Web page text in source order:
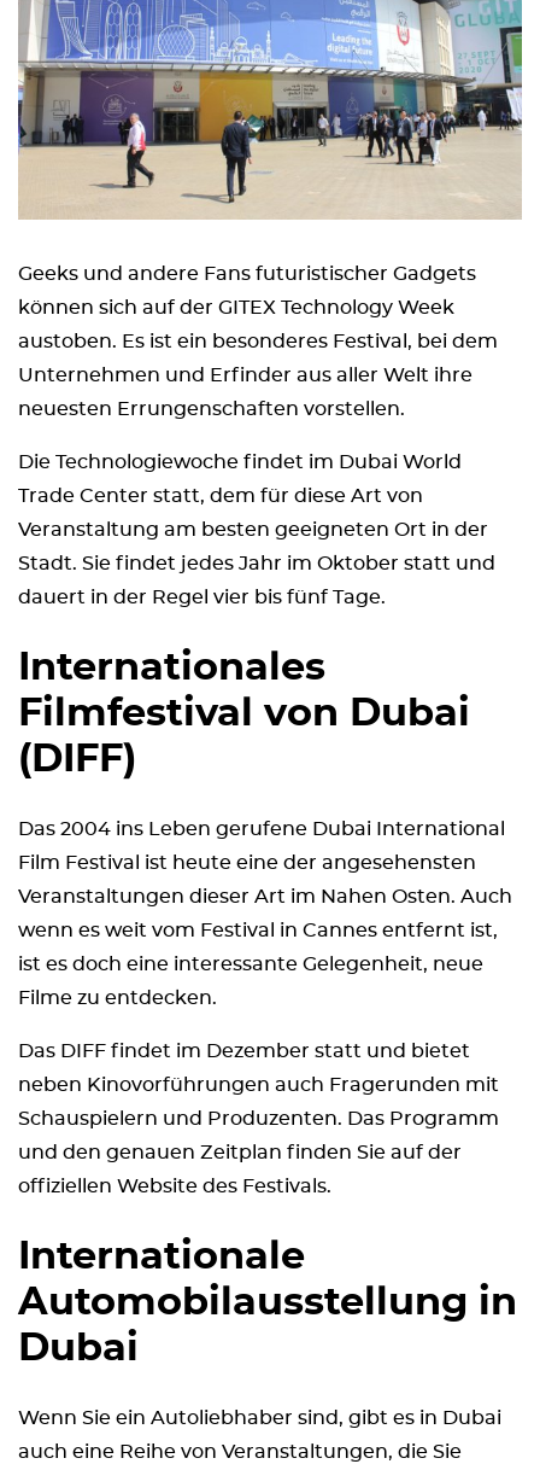
Geeks und andere Fans futuristischer Gadgets
können sich auf der GITEX Technology Week
austoben. Es ist ein besonderes Festival, bei dem
Unternehmen und Erfinder aus aller Welt ihre
neuesten Errungenschaften vorstellen.
Die Technologiewoche findet im Dubai World
Trade Center statt, dem für diese Art von
Veranstaltung am besten geeigneten Ort in der
Stadt. Sie findet jedes Jahr im Oktober statt und
dauert in der Regel vier bis fünf Tage.
Internationales
Filmfestival von Dubai
(DIFF)
Das 2004 ins Leben gerufene Dubai International
Film Festival ist heute eine der angesehensten
Veranstaltungen dieser Art im Nahen Osten. Auch
wenn es weit vom Festival in Cannes entfernt ist,
ist es doch eine interessante Gelegenheit, neue
Filme zu entdecken.
Das DIFF findet im Dezember statt und bietet
neben Kinovorführungen auch Fragerunden mit
Schauspielern und Produzenten. Das Programm
und den genauen Zeitplan finden Sie auf der
offiziellen Website des Festivals.
Internationale
Automobilausstellung in
Dubai
Wenn Sie ein Autoliebhaber sind, gibt es in Dubai
auch eine Reihe von Veranstaltungen, die Sie